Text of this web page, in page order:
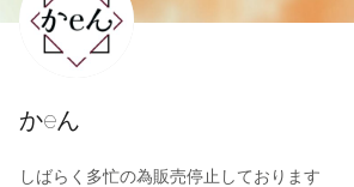
かeん
しばらく多忙の為販売停止しております